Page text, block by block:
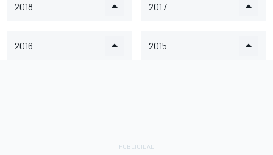
2018 2017
2016 2015